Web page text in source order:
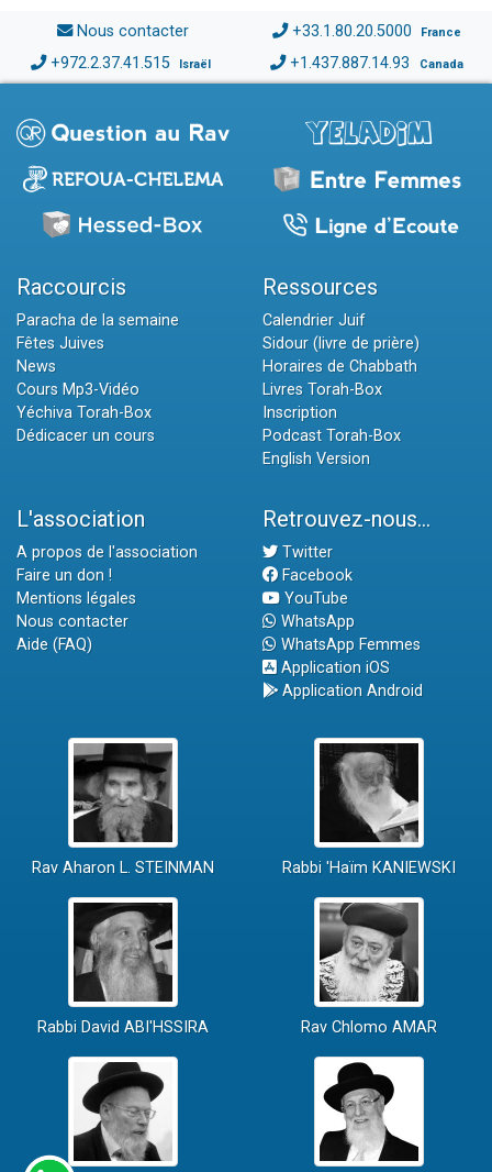
Nous contacter +33.1.80.20.5000 France
+972.2.37.41.515 Israël +1.437.887.14.93 Canada
Raccourcis
Paracha de la semaine
Fêtes Juives
News
Cours Mp3-Vidéo
Yéchiva Torah-Box
Dédicacer un cours
Ressources
Calendrier Juif
Sidour (livre de prière)
Horaires de Chabbath
Livres Torah-Box
Inscription
Podcast Torah-Box
English Version
L'association
A propos de l'association
Faire un don !
Mentions légales
Nous contacter
Aide (FAQ)
Retrouvez-nous...
Twitter
Facebook
YouTube
WhatsApp
WhatsApp Femmes
Application iOS
Application Android
Rav Aharon L. STEINMAN Rabbi 'Haïm KANIEWSKI
Rabbi David ABI'HSSIRA Rav Chlomo AMAR